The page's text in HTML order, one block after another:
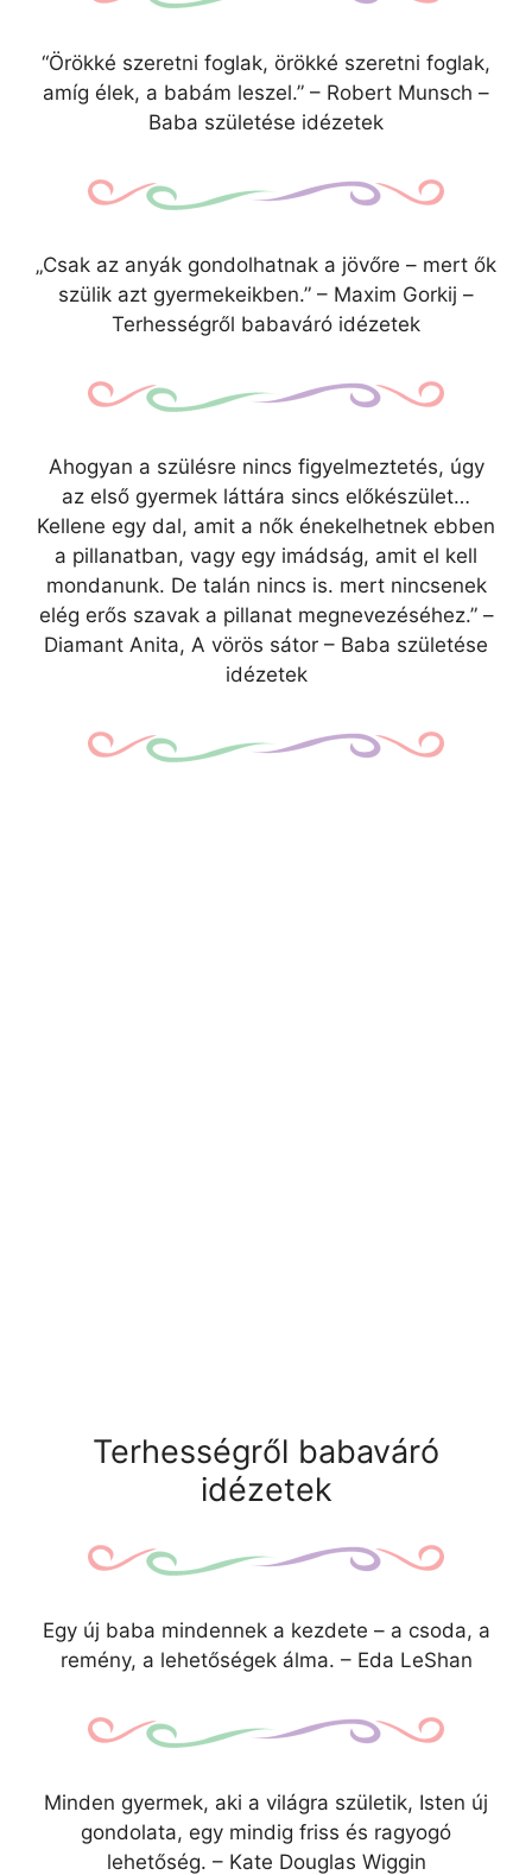
“Örökké szeretni foglak, örökké szeretni foglak,
amíg élek, a babám leszel.” – Robert Munsch –
Baba születése idézetek
„Csak az anyák gondolhatnak a jövőre – mert ők
szülik azt gyermekeikben.” – Maxim Gorkij –
Terhességről babaváró idézetek
Ahogyan a szülésre nincs figyelmeztetés, úgy
az első gyermek láttára sincs előkészület…
Kellene egy dal, amit a nők énekelhetnek ebben
a pillanatban, vagy egy imádság, amit el kell
mondanunk. De talán nincs is. mert nincsenek
elég erős szavak a pillanat megnevezéséhez.” –
Diamant Anita, A vörös sátor – Baba születése
idézetek
Terhességről babaváró
idézetek
Egy új baba mindennek a kezdete – a csoda, a
remény, a lehetőségek álma. – Eda LeShan
Minden gyermek, aki a világra születik, Isten új
gondolata, egy mindig friss és ragyogó
lehetőség. – Kate Douglas Wiggin